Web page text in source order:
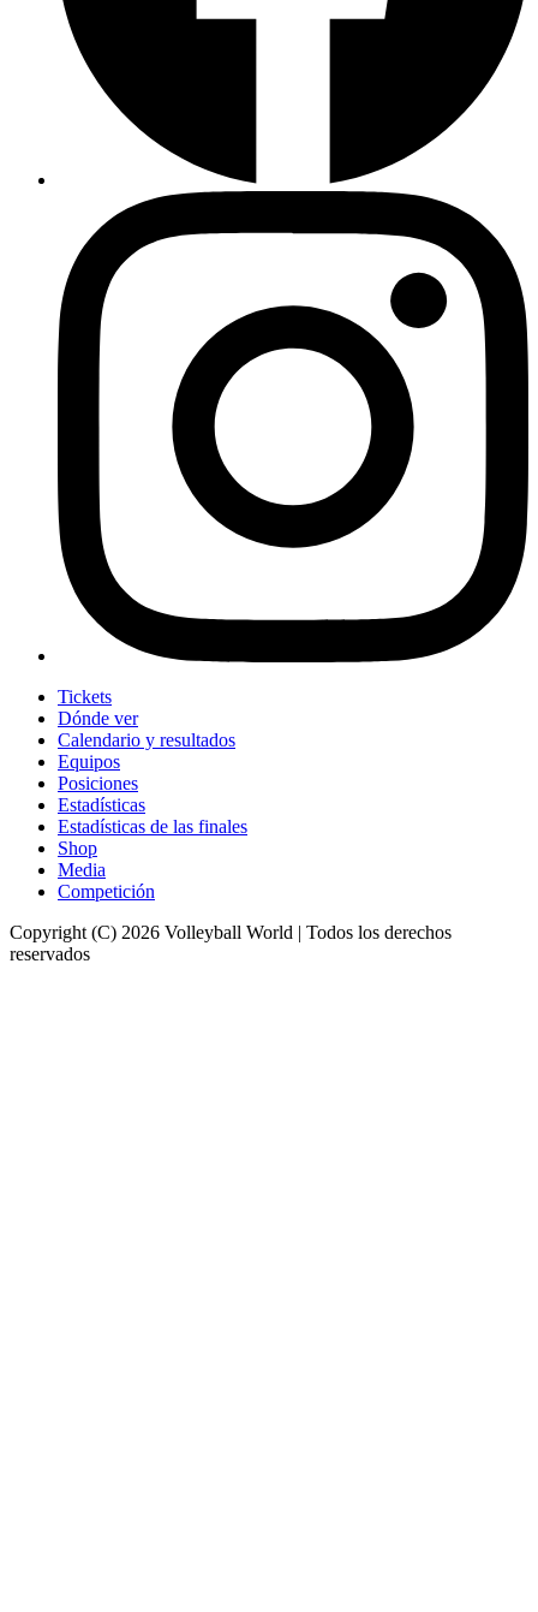
Tickets
Dónde ver
Calendario y resultados
Equipos
Posiciones
Estadísticas
Estadísticas de las finales
Shop
Media
Competición
Copyright (C) 2026 Volleyball World | Todos los derechos
reservados